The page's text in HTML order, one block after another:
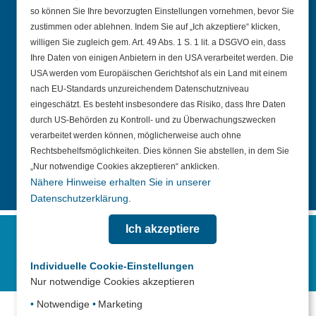
Unternehmen
Profil
Team
Geschichte
Satzung
Bankverbindung
Kontakt
Datenschutz
Erklärung zur Barrierefreiheit
so können Sie Ihre bevorzugten Einstellungen vornehmen, bevor Sie
zustimmen oder ablehnen. Indem Sie auf „Ich akzeptiere“ klicken,
willigen Sie zugleich gem. Art. 49 Abs. 1 S. 1 lit. a DSGVO ein, dass
Ihre Daten von einigen Anbietern in den USA verarbeitet werden. Die
USA werden vom Europäischen Gerichtshof als ein Land mit einem
nach EU-Standards unzureichendem Datenschutzniveau
eingeschätzt. Es besteht insbesondere das Risiko, dass Ihre Daten
durch US-Behörden zu Kontroll- und zu Überwachungszwecken
verarbeitet werden können, möglicherweise auch ohne
Rechtsbehelfsmöglichkeiten. Dies können Sie abstellen, in dem Sie
„Nur notwendige Cookies akzeptieren“ anklicken.
Nähere Hinweise erhalten Sie in unserer
Datenschutzerklärung.
Ich akzeptiere
Individuelle Cookie-Einstellungen
Nur notwendige Cookies akzeptieren
• Notwendige • Marketing